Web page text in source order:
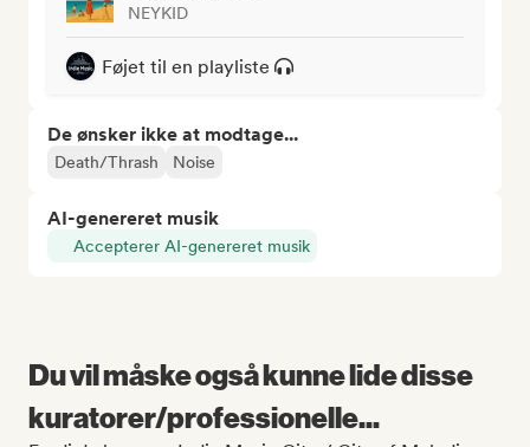
NEYKID
Føjet til en playliste
De ønsker ikke at modtage...
Death/Thrash Noise
AI-genereret musik
Accepterer AI-genereret musik
Du vil måske også kunne lide disse
kuratorer/professionelle...